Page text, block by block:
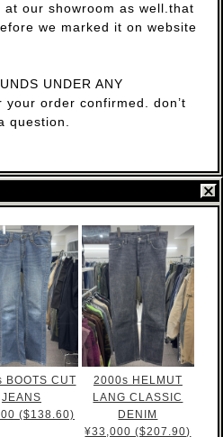
at our showroom as well.that
we marked it on website
UNDER ANY
your order confirmed. don’t
question.
BOOTS CUT
JEANS
($138.60)
2000s HELMUT
LANG CLASSIC
DENIM
¥33,000 ($207.90)